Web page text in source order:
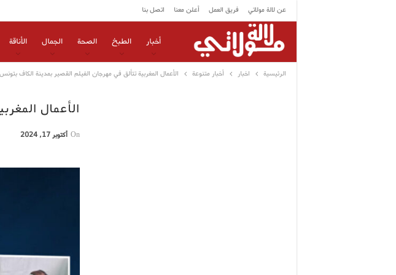
عن لالة مولاتي فريق العمل أعلن معنا اتصل بنا
أخبار الطبخ الصحة الجمال الأناقة
الرئيسية اخبار أخبار متنوعة الأعمال المغربية تتألق في مهرجان الفيلم القصير بمدينة الكاف بتونس
الأعمال
On أكتوبر 17, 2024